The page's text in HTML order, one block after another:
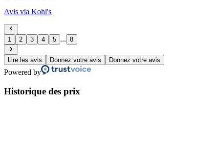
Avis via Kohl's
1 2 3 4 5 ... 8
Lire les avis Donnez votre avis Donnez votre avis
Powered by
Historique des prix